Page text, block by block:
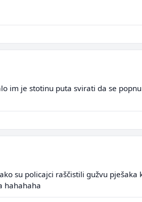
im je stotinu puta svirati da se
su policajci raščistili gužvu
hahahaha